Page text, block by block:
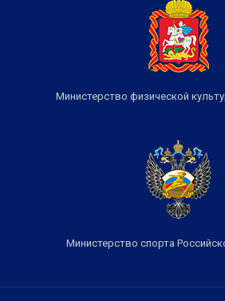
Министерство физической
Министерство спорта